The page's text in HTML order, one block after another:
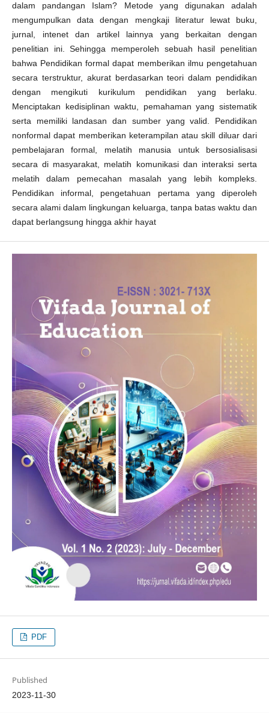
dalam pandangan Islam? Metode yang digunakan adalah
mengumpulkan data dengan mengkaji literatur lewat buku,
jurnal, intenet dan artikel lainnya yang berkaitan dengan
penelitian ini. Sehingga memperoleh sebuah hasil penelitian
bahwa Pendidikan formal dapat memberikan ilmu pengetahuan
secara terstruktur, akurat berdasarkan teori dalam pendidikan
dengan mengikuti kurikulum pendidikan yang berlaku.
Menciptakan kedisiplinan waktu, pemahaman yang sistematik
serta memiliki landasan dan sumber yang valid. Pendidikan
nonformal dapat memberikan keterampilan atau skill diluar dari
pembelajaran formal, melatih manusia untuk bersosialisasi
secara di masyarakat, melatih komunikasi dan interaksi serta
melatih dalam pemecahan masalah yang lebih kompleks.
Pendidikan informal, pengetahuan pertama yang diperoleh
secara alami dalam lingkungan keluarga, tanpa batas waktu dan
dapat berlangsung hingga akhir hayat
PDF
Published
2023-11-30